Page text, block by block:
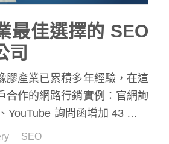
最佳選擇的 SEO
司
膠產業已累積多年經驗，在這
合作的網路行銷實例：官網詢
YouTube 詢問函增加 43 封，
是如何做到的呢？
SEO